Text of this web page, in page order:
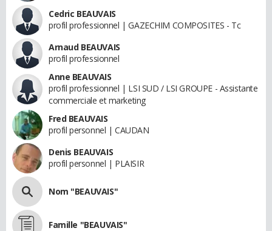
Cedric BEAUVAIS
profil professionnel | GAZECHIM COMPOSITES - Tc
Arnaud BEAUVAIS
profil professionnel
Anne BEAUVAIS
profil professionnel | LSI SUD / LSI GROUPE - Assistante
commerciale et marketing
Fred BEAUVAIS
profil personnel | CAUDAN
Denis BEAUVAIS
profil personnel | PLAISIR
Nom "BEAUVAIS"
Famille "BEAUVAIS"